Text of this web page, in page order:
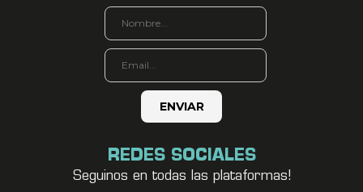
REDES SOCIALES
Seguinos en todas las plataformas!